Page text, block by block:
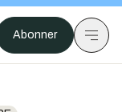
Abonner